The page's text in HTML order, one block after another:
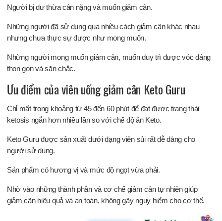
Người bị dư thừa cân nặng và muốn giảm cân.
Những người đã sử dụng qua nhiều cách giảm cân khác nhau
nhưng chưa thực sự được như mong muốn.
Những người mong muốn giảm cân, muốn duy trì được vóc dáng
thon gọn và săn chắc.
Ưu điểm của viên uống giảm cân Keto Guru
Chỉ mất trong khoảng từ 45 đến 60 phút để đạt được trạng thái
ketosis ngắn hơn nhiều lần so với chế độ ăn Keto.
Keto Guru được sản xuất dưới dạng viên sủi rất dễ dàng cho
người sử dụng.
Sản phẩm có hương vị và mức độ ngọt vừa phải.
Nhờ vào những thành phần và cơ chế giảm cân tự nhiên giúp
giảm cân hiệu quả và an toàn, không gây nguy hiểm cho cơ thể.